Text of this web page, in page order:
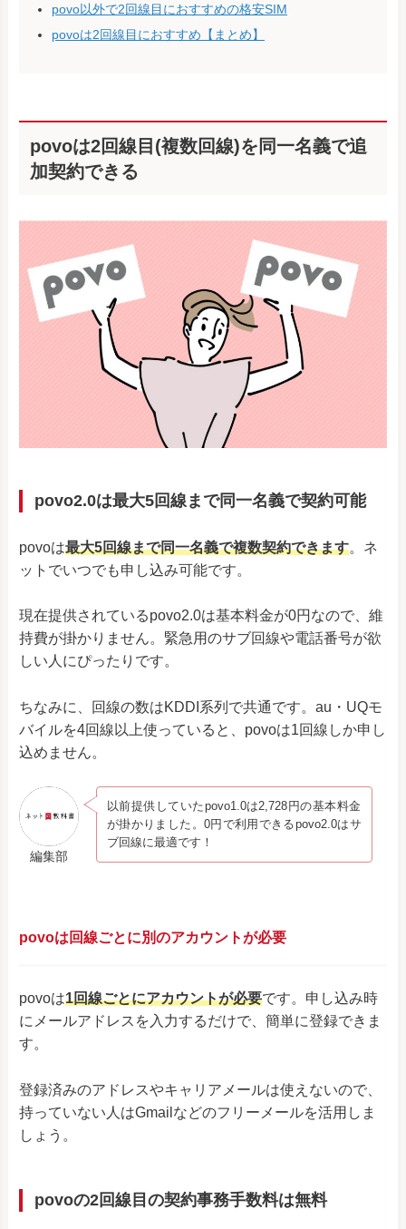
povo以外で2回線目におすすめの格安SIM
povoは2回線目におすすめ【まとめ】
povoは2回線目(複数回線)を同一名義で追
加契約できる
povo2.0は最大5回線まで同一名義で契約可能
povoは最大5回線まで同一名義で複数契約できます。ネ
ットでいつでも申し込み可能です。
現在提供されているpovo2.0は基本料金が0円なので、維
持費が掛かりません。緊急用のサブ回線や電話番号が欲
しい人にぴったりです。
ちなみに、回線の数はKDDI系列で共通です。au・UQモ
バイルを4回線以上使っていると、povoは1回線しか申し
込めません。
編集部
以前提供していたpovo1.0は2,728円の基本料金
が掛かりました。0円で利用できるpovo2.0はサ
ブ回線に最適です！
povoは回線ごとに別のアカウントが必要
povoは1回線ごとにアカウントが必要です。申し込み時
にメールアドレスを入力するだけで、簡単に登録できま
す。
登録済みのアドレスやキャリアメールは使えないので、
持っていない人はGmailなどのフリーメールを活用しま
しょう。
povoの2回線目の契約事務手数料は無料